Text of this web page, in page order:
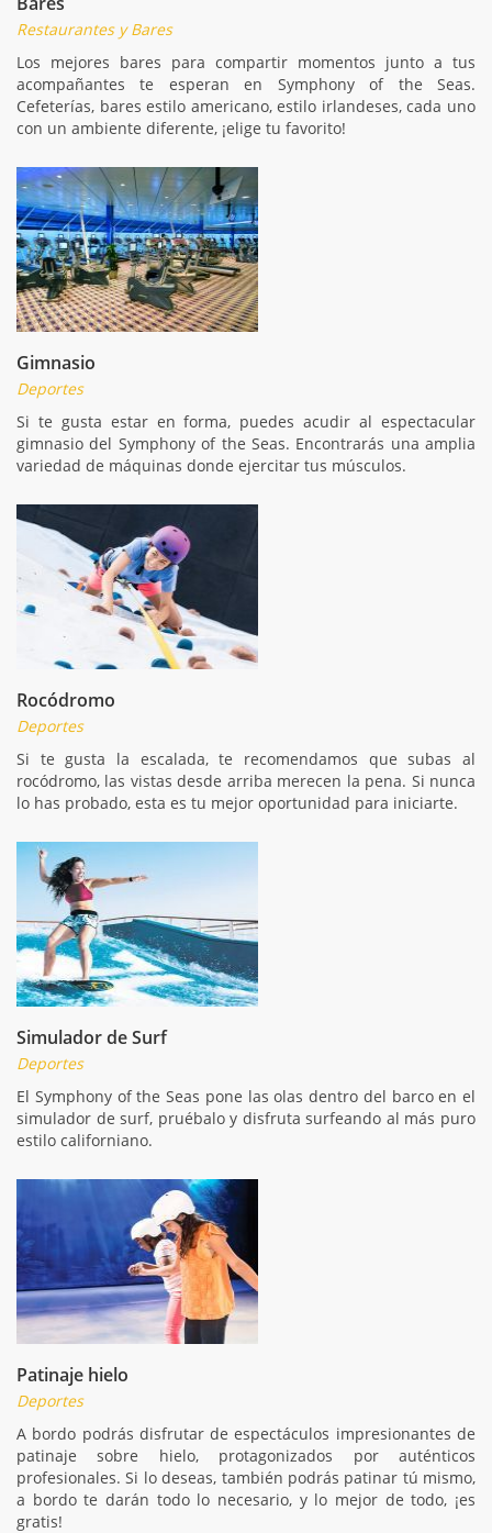
Restaurantes y Bares
Los mejores bares para compartir momentos junto a tus
acompañantes te esperan en Symphony of the Seas.
Cefeterías, bares estilo americano, estilo irlandeses, cada uno
con un ambiente diferente, ¡elige tu favorito!
Gimnasio
Deportes
Si te gusta estar en forma, puedes acudir al espectacular
gimnasio del Symphony of the Seas. Encontrarás una amplia
variedad de máquinas donde ejercitar tus músculos.
Rocódromo
Deportes
Si te gusta la escalada, te recomendamos que subas al
rocódromo, las vistas desde arriba merecen la pena. Si nunca
lo has probado, esta es tu mejor oportunidad para iniciarte.
Simulador de Surf
Deportes
El Symphony of the Seas pone las olas dentro del barco en el
simulador de surf, pruébalo y disfruta surfeando al más puro
estilo californiano.
Patinaje hielo
Deportes
A bordo podrás disfrutar de espectáculos impresionantes de
patinaje sobre hielo, protagonizados por auténticos
profesionales. Si lo deseas, también podrás patinar tú mismo,
a bordo te darán todo lo necesario, y lo mejor de todo, ¡es
gratis!